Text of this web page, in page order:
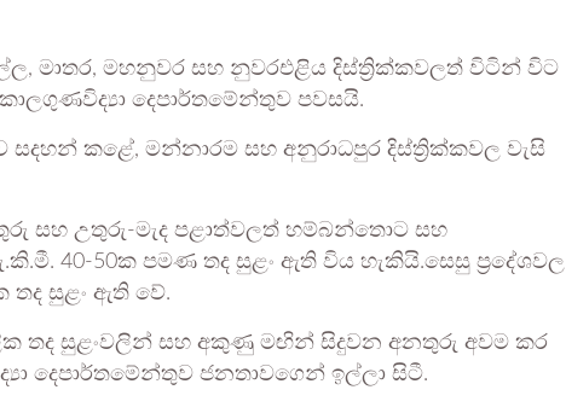
මාතර, මහනුවර සහ නුවරඑළිය දිස්ත්‍රික්කවලත් විටින් විට
දෙපාර්තමේන්තුව පවසයි.
කළේ, මන්නාරම සහ අනුරාධපුර දිස්ත්‍රික්කවල වැසි
සහ උතුරු-මැද පළාත්වලත් හම්බන්තොට සහ
40-50ක පමණ තද සුළං ඇති විය හැකියි.සෙසු ප්‍රදේශවල
සුළං ඇති වේ.
තද සුළංවලින් සහ අකුණු මඟින් සිදුවන අනතුරු අවම කර
දෙපාර්තමේන්තුව ජනතාවගෙන් ඉල්ලා සිටී.